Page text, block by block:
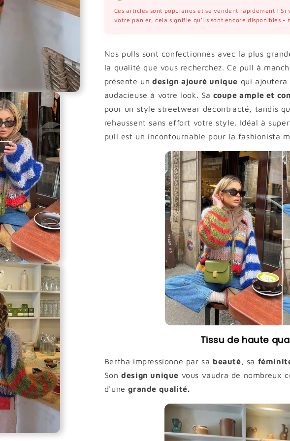
Ces articles sont populaires et se vendent rapidement ! Si
votre panier, cela signifie qu'ils sont encore disponibles -
Nos pulls sont confectionnés avec la plus
la qualité que vous recherchez. Ce pull à
présente un design ajouré unique qui ajoutera
audacieuse à votre look. Sa coupe ample et
pour un style streetwear décontracté, tandis
rehaussent sans effort votre style. Idéal à
pull est un incontournable pour la fashionista
Tissu de haute
Bertha impressionne par sa beauté, sa
Son design unique vous vaudra de nombreux
d'une grande qualité.